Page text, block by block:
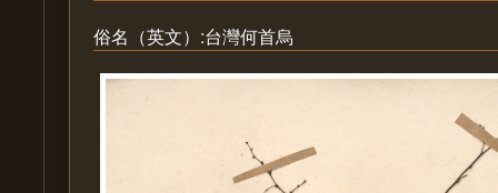
俗名（英文）:台灣何首烏